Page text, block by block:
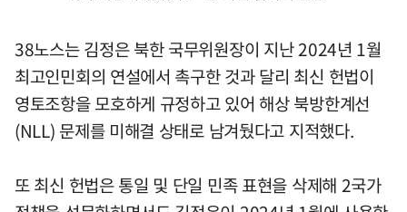
38노스는 김정은 북한 국무위원장이 지난 2024년 1월
최고인민회의 연설에서 촉구한 것과 달리 최신 헌법이
영토조항을 모호하게 규정하고 있어 해상 북방한계선
(NLL) 문제를 미해결 상태로 남겨뒀다고 지적했다.
또 최신 헌법은 통일 및 단일 민족 표현을 삭제해 2국가